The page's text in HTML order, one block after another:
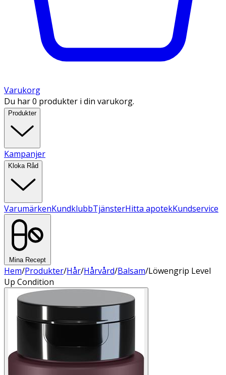
Varukorg
Du har 0 produkter i din varukorg.
Produkter
Kampanjer
Kloka Råd
VarumärkenKundklubbTjänsterHitta apotekKundservice
Mina Recept
Hem/Produkter/Hår/Hårvård/Balsam/Löwengrip Level
Up Condition